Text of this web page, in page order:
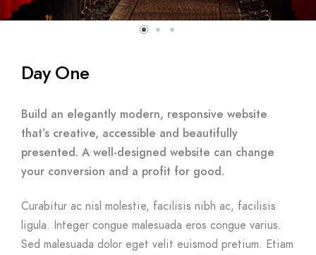
Day One
Build an elegantly modern, responsive website
that’s creative, accessible and beautifully
presented. A well-designed website can change
your conversion and a profit for good.
Curabitur ac nisl molestie, facilisis nibh ac, facilisis
ligula. Integer congue malesuada eros congue varius.
Sed malesuada dolor eget velit euismod pretium. Etiam